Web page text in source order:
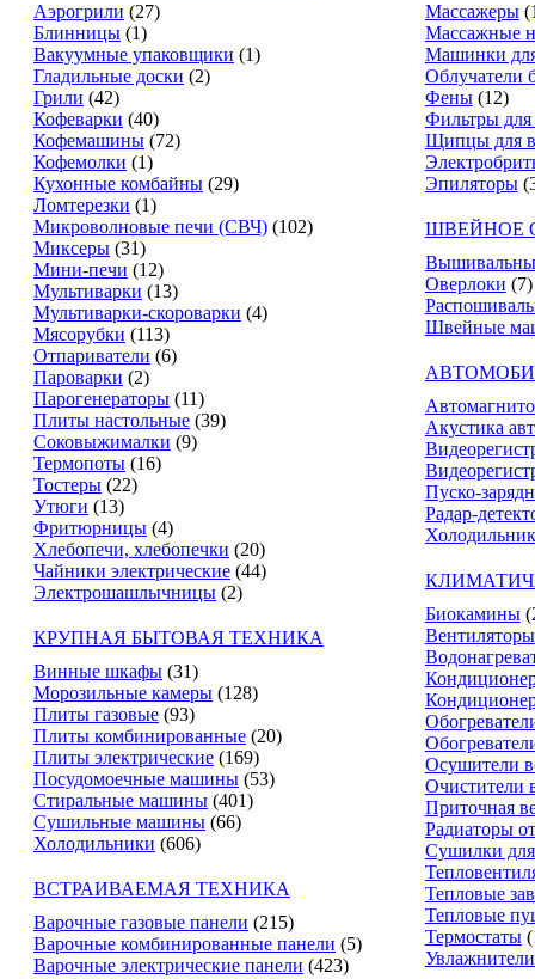
Аэрогрили (27)
Блинницы (1)
Вакуумные упаковщики (1)
Гладильные доски (2)
Грили (42)
Кофеварки (40)
Кофемашины (72)
Кофемолки (1)
Кухонные комбайны (29)
Ломтерезки (1)
Микроволновые печи (СВЧ) (102)
Миксеры (31)
Мини-печи (12)
Мультиварки (13)
Мультиварки-скороварки (4)
Мясорубки (113)
Отпариватели (6)
Пароварки (2)
Парогенераторы (11)
Плиты настольные (39)
Соковыжималки (9)
Термопоты (16)
Тостеры (22)
Утюги (13)
Фритюрницы (4)
Хлебопечи, хлебопечки (20)
Чайники электрические (44)
Электрошашлычницы (2)
КРУПНАЯ БЫТОВАЯ ТЕХНИКА
Винные шкафы (31)
Морозильные камеры (128)
Плиты газовые (93)
Плиты комбинированные (20)
Плиты электрические (169)
Посудомоечные машины (53)
Стиральные машины (401)
Сушильные машины (66)
Холодильники (606)
ВСТРАИВАЕМАЯ ТЕХНИКА
Варочные газовые панели (215)
Варочные комбинированные панели (5)
Варочные электрические панели (423)
Массажеры
Массажные
Машинки
Облучатели
Фены (12)
Фильтры
Щипцы для
Эпиляторы
ШВЕЙНОЕ
Оверлоки (7)
Швейные
Акустика
Пуско-
Радар-
Биокамины
Вентиляторы
Осушители
Очистители
Приточная
Радиаторы
Сушилки
Тепловые
Тепловые
Термостаты